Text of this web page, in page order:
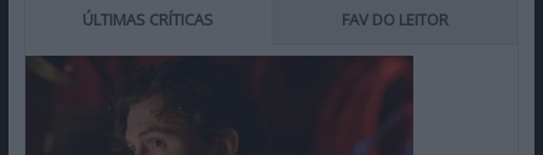
ÚLTIMAS CRÍTICAS FAV DO LEITOR